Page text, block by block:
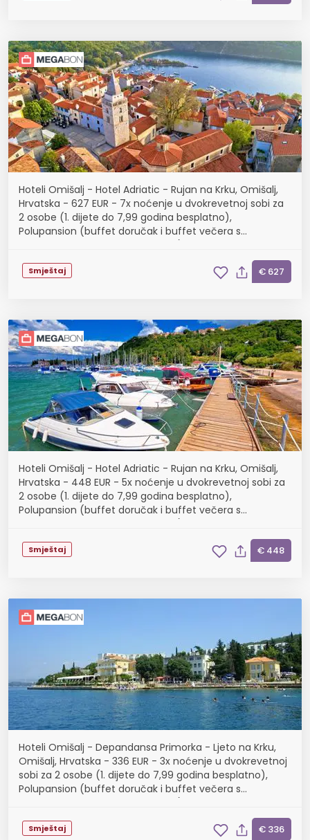
Hoteli Omišalj - Hotel Adriatic - Rujan na Krku, Omišalj,
Hrvatska - 627 EUR - 7x noćenje u dvokrevetnoj sobi za
2 osobe (1. dijete do 7,99 godina besplatno),
Polupansion (buffet doručak i buffet večera s
Smještaj € 627
Hoteli Omišalj - Hotel Adriatic - Rujan na Krku, Omišalj,
Hrvatska - 448 EUR - 5x noćenje u dvokrevetnoj sobi za
2 osobe (1. dijete do 7,99 godina besplatno),
Polupansion (buffet doručak i buffet večera s
Smještaj € 448
Hoteli Omišalj - Depandansa Primorka - Ljeto na Krku,
Omišalj, Hrvatska - 336 EUR - 3x noćenje u dvokrevetnoj
sobi za 2 osobe (1. dijete do 7,99 godina besplatno),
Polupansion (buffet doručak i buffet večera s
Smještaj € 336